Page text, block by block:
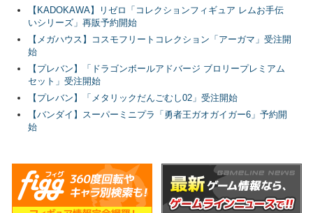
【KADOKAWA】リゼロ「コレクションフィギュア レムお手伝
いシリーズ」再販予約開始
【メガハウス】コスモフリートコレクション「アーガマ」受注開
始
【プレバン】「ドラゴンボールアドバージ ブロリープレミアム
セット」受注開始
【プレバン】「メタリックだんごむし02」受注開始
【バンダイ】スーパーミニプラ「勇者王ガオガイガー6」予約開
始